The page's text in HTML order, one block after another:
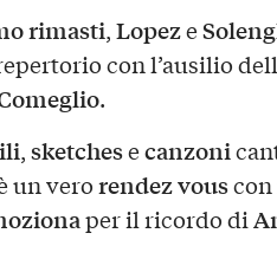
rimasti,Lopeze
con l’ausilio
.
,sketchesecanzoni
un verorendez vouscon
per il ricordo di